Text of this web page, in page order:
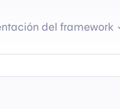
del framework